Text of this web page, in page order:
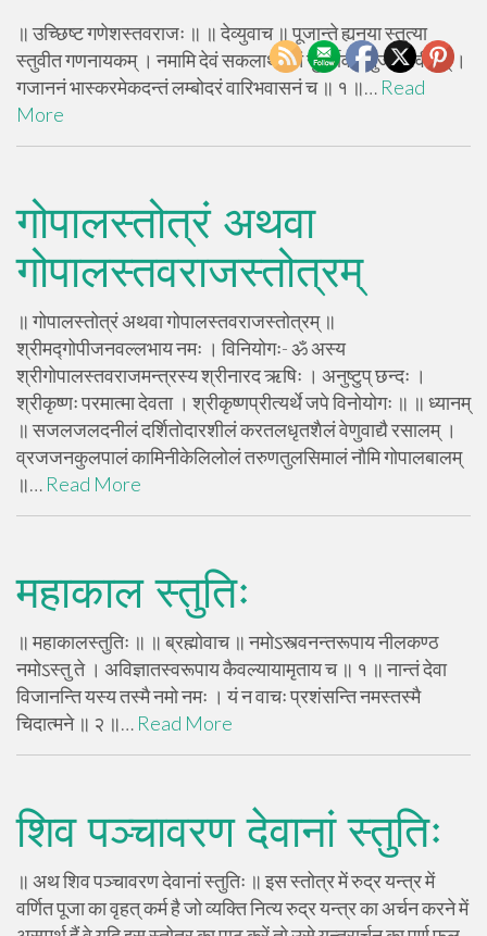
॥ उच्छिष्ट गणेशस्तवराजः ॥ ॥ देव्युवाच ॥ पूजान्ते ह्यनया स्तुत्या
स्तुवीत गणनायकम् । नमामि देवं सकलार्थदं तं सुवर्णवर्णं भुजगोपवीतम् ।
गजाननं भास्करमेकदन्तं लम्बोदरं वारिभवासनं च ॥ १ ॥… Read
More
गोपालस्तोत्रं अथवा
गोपालस्तवराजस्तोत्रम्
॥ गोपालस्तोत्रं अथवा गोपालस्तवराजस्तोत्रम् ॥
श्रीमद्गोपीजनवल्लभाय नमः । विनियोगः- ॐ अस्य
श्रीगोपालस्तवराजमन्त्रस्य श्रीनारद ऋषिः । अनुष्टुप् छन्दः ।
श्रीकृष्णः परमात्मा देवता । श्रीकृष्णप्रीत्यर्थे जपे विनोयोगः ॥ ॥ ध्यानम्
॥ सजलजलदनीलं दर्शितोदारशीलं करतलधृतशैलं वेणुवाद्यै रसालम् ।
व्रजजनकुलपालं कामिनीकेलिलोलं तरुणतुलसिमालं नौमि गोपालबालम्
॥… Read More
महाकाल स्तुतिः
॥ महाकालस्तुतिः ॥ ॥ ब्रह्मोवाच ॥ नमोऽस्त्वनन्तरूपाय नीलकण्ठ
नमोऽस्तु ते । अविज्ञातस्वरूपाय कैवल्यायामृताय च ॥ १ ॥ नान्तं देवा
विजानन्ति यस्य तस्मै नमो नमः । यं न वाचः प्रशंसन्ति नमस्तस्मै
चिदात्मने ॥ २ ॥… Read More
शिव पञ्चावरण देवानां स्तुतिः
॥ अथ शिव पञ्चावरण देवानां स्तुतिः ॥ इस स्तोत्र में रुद्र यन्त्र में
वर्णित पूजा का वृहत् कर्म है जो व्यक्ति नित्य रुद्र यन्त्र का अर्चन करने में